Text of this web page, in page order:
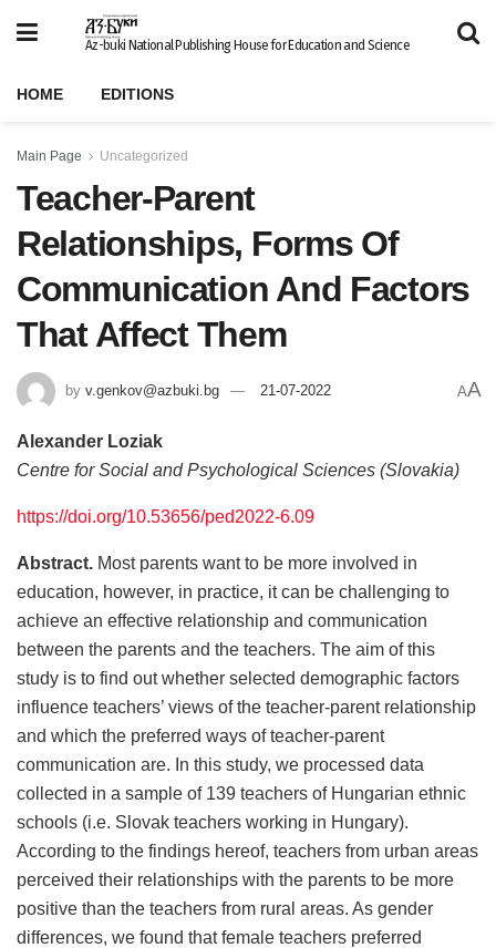
Az-buki National Publishing House for Education and Science
HOME EDITIONS
Main Page Uncategorized
Teacher-Parent
Relationships, Forms Of
Communication And Factors
That Affect Them
by v.genkov@azbuki.bg 21-07-2022 AA
Alexander Loziak
Centre for Social and Psychological Sciences (Slovakia)
https://doi.org/10.53656/ped2022-6.09
Abstract. Most parents want to be more involved in
education, however, in practice, it can be challenging to
achieve an effective relationship and communication
between the parents and the teachers. The aim of this
study is to find out whether selected demographic factors
influence teachers’ views of the teacher-parent relationship
and which the preferred ways of teacher-parent
communication are. In this study, we processed data
collected in a sample of 139 teachers of Hungarian ethnic
schools (i.e. Slovak teachers working in Hungary).
According to the findings hereof, teachers from urban areas
perceived their relationships with the parents to be more
positive than the teachers from rural areas. As gender
differences, we found that female teachers preferred